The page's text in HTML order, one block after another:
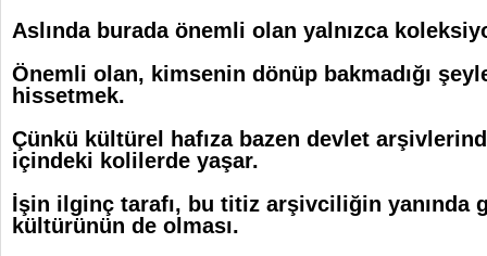
Aslında burada önemli olan yalnızca
Önemli olan, kimsenin dönüp bakmadığı
hissetmek.
Çünkü kültürel hafıza bazen devlet
içindeki kolilerde yaşar.
İşin ilginç tarafı, bu titiz arşivciliğin yanında
kültürünün de olması.